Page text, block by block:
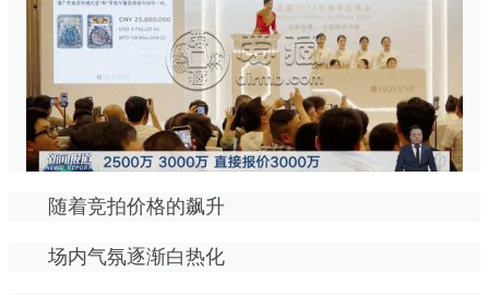
随着竞拍价格的飙升
场内气氛逐渐白热化